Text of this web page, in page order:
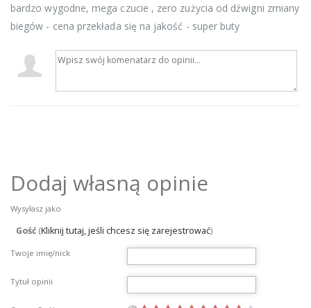
bardzo wygodne, mega czucie , zero zużycia od dźwigni zmiany
biegów - cena przekłada się na jakość - super buty
Dodaj własną opinie
Wysyłasz jako
Gość (Kliknij tutaj, jeśli chcesz się zarejestrować)
Twoje imię/nick
Tytuł opinii